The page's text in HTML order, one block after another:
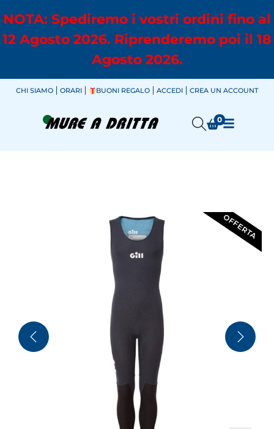
NOTA: Spediremo i vostri ordini fino al
12 Agosto 2026. Riprenderemo poi il 18
Agosto 2026.
CHI SIAMO ORARI BUONI REGALO ACCEDI CREA UN ACCOUNT
0
OFFERTA